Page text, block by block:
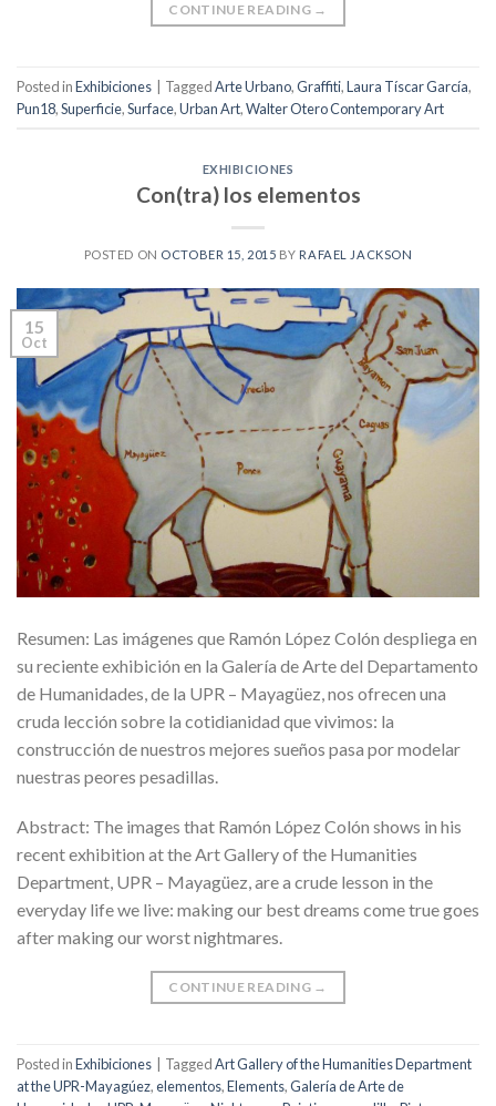
CONTINUE READING →
Posted inExhibiciones TaggedArte Urbano,Graffiti,Laura Tíscar García,
Pun18,Superficie,Surface,Urban Art,Walter Otero Contemporary Art
EXHIBICIONES
Con(tra) los elementos
POSTED ON OCTOBER 15, 2015 BY RAFAEL JACKSON
15
Oct
Resumen: Las imágenes que Ramón López Colón despliega en
su reciente exhibición en la Galería de Arte del Departamento
de Humanidades, de la UPR – Mayagüez, nos ofrecen una
cruda lección sobre la cotidianidad que vivimos: la
construcción de nuestros mejores sueños pasa por modelar
nuestras peores pesadillas.
Abstract: The images that Ramón López Colón shows in his
recent exhibition at the Art Gallery of the Humanities
Department, UPR – Mayagüez, are a crude lesson in the
everyday life we live: making our best dreams come true goes
after making our worst nightmares.
CONTINUE READING →
Posted inExhibiciones TaggedArt Gallery of the Humanities Department
at the UPR-Mayagúez,elementos,Elements,Galería de Arte de